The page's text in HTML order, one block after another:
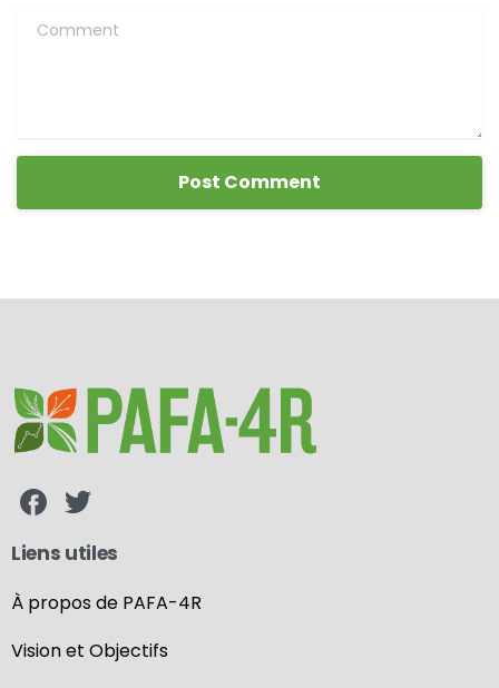
Comment
Liens utiles
À propos de PAFA-4R
Vision et Objectifs